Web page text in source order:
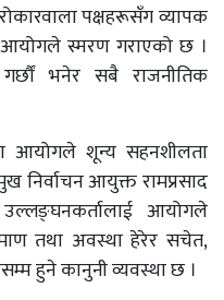
पक्षहरूसँग व्यापक
आयोगले स्मरण गराएको छ ।
भनेर सबै राजनीतिक
आयोगले शून्य सहनशीलता
निर्वाचन आयुक्त रामप्रसाद
आयोगले
तथा अवस्था हेरेर सचेत,
हुने कानुनी व्यवस्था छ ।